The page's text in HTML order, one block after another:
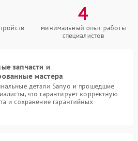
4
минимальный опыт работы
специалистов
запчасти и
мастера
детали Sanyo и прошедшие
что гарантирует корректную
и сохранение гарантийных